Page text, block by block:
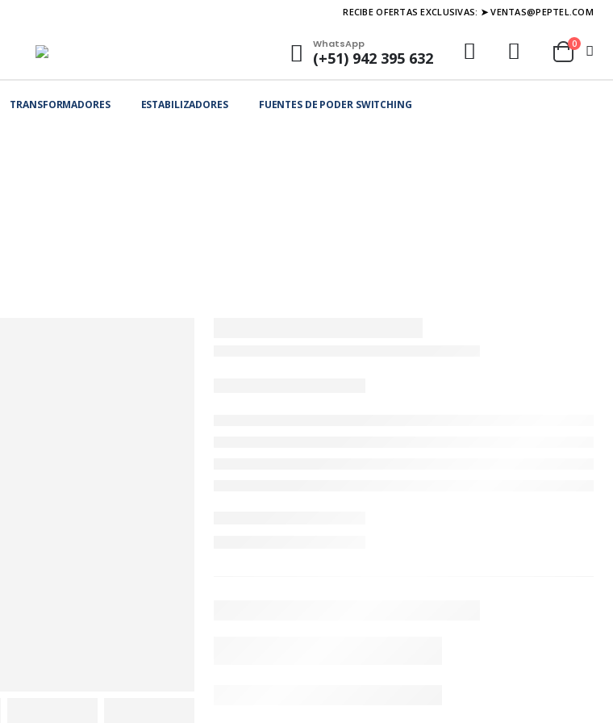
RECIBE OFERTAS EXCLUSIVAS: ➤ VENTAS@PEPTEL.COM
WhatsApp
(+51) 942 395 632
0
TRANSFORMADORES ESTABILIZADORES FUENTES DE PODER SWITCHING